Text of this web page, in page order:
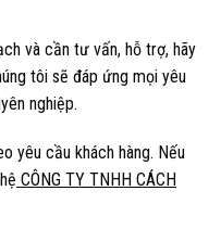
và cần tư vấn, hỗ trợ, hãy
tôi sẽ đáp ứng mọi yêu
nghiệp.
yêu cầu khách hàng. Nếu
CÔNG TY TNHH CÁCH